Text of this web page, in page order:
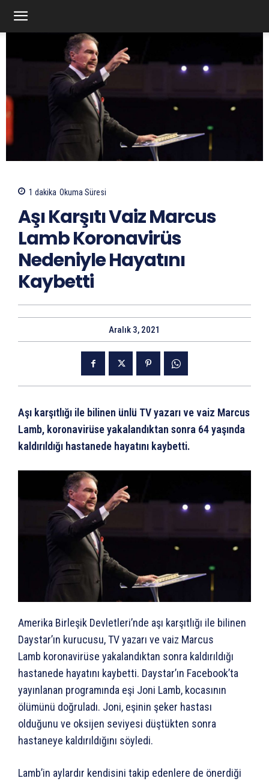
1 dakika Okuma Süresi
Aşı Karşıtı Vaiz Marcus
Lamb Koronavirüs
Nedeniyle Hayatını
Kaybetti
Aralık 3, 2021
Aşı karşıtlığı ile bilinen ünlü TV yazarı ve vaiz Marcus
Lamb, koronavirüse yakalandıktan sonra 64 yaşında
kaldırıldığı hastanede hayatını kaybetti.
Amerika Birleşik Devletleri’nde aşı karşıtlığı ile bilinen
Daystar’ın kurucusu, TV yazarı ve vaiz Marcus
Lamb koronavirüse yakalandıktan sonra kaldırıldığı
hastanede hayatını kaybetti. Daystar’ın Facebook’ta
yayınlanan programında eşi Joni Lamb, kocasının
ölümünü doğruladı. Joni, eşinin şeker hastası
olduğunu ve oksijen seviyesi düştükten sonra
hastaneye kaldırıldığını söyledi.
Lamb’in aylardır kendisini takip edenlere de önerdiği